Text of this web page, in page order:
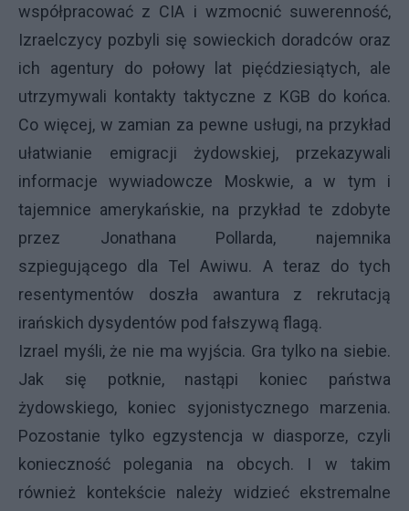
współpracować z CIA i wzmocnić suwerenność,
Izraelczycy pozbyli się sowieckich doradców oraz
ich agentury do połowy lat pięćdziesiątych, ale
utrzymywali kontakty taktyczne z KGB do końca.
Co więcej, w zamian za pewne usługi, na przykład
ułatwianie emigracji żydowskiej, przekazywali
informacje wywiadowcze Moskwie, a w tym i
tajemnice amerykańskie, na przykład te zdobyte
przez Jonathana Pollarda, najemnika
szpiegującego dla Tel Awiwu. A teraz do tych
resentymentów doszła awantura z rekrutacją
irańskich dysydentów pod fałszywą flagą.
Izrael myśli, że nie ma wyjścia. Gra tylko na siebie.
Jak się potknie, nastąpi koniec państwa
żydowskiego, koniec syjonistycznego marzenia.
Pozostanie tylko egzystencja w diasporze, czyli
konieczność polegania na obcych. I w takim
również kontekście należy widzieć ekstremalne